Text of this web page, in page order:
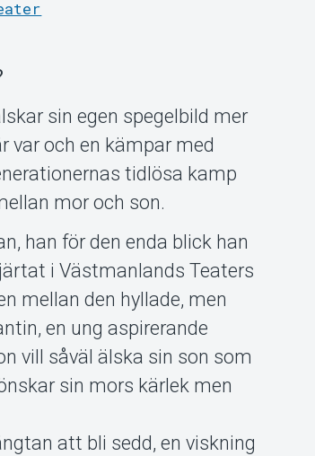
sin egen spegelbild mer
var och en kämpar med
tidlösa kamp
mor och son.
han för den enda blick han
i Västmanlands Teaters
mellan den hyllade, men
en ung aspirerande
vill såväl älska sin son som
sin mors kärlek men
att bli sedd, en viskning